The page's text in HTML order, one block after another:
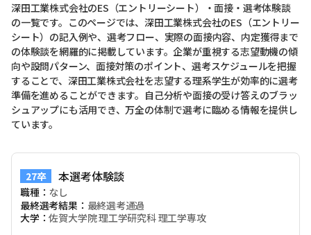
深田工業株式会社のES（エントリーシート）・面接・選考体験談
の一覧です。このページでは、深田工業株式会社のES（エントリー
シート）の記入例や、選考フロー、実際の面接内容、内定獲得まで
の体験談を網羅的に掲載しています。企業が重視する志望動機の傾
向や設問パターン、面接対策のポイント、選考スケジュールを把握
することで、深田工業株式会社を志望する理系学生が効率的に選考
準備を進めることができます。自己分析や面接の受け答えのブラッ
シュアップにも活用でき、万全の体制で選考に臨める情報を提供し
ています。
27卒 本選考体験談
職種： なし
最終選考結果： 最終選考通過
大学：佐賀大学院 理工学研究科 理工学専攻